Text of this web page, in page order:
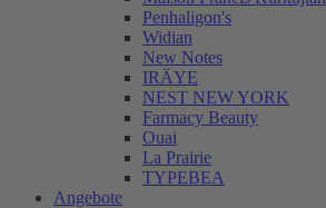
Penhaligon's
Widian
New Notes
IRÄYE
NEST NEW YORK
Farmacy Beauty
Ouai
La Prairie
TYPEBEA
Angebote